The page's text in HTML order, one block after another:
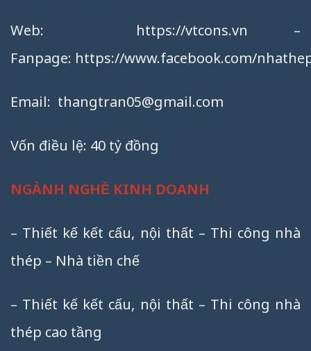
Web: https://vtcons.vn –
Fanpage: https://www.facebook.com/
Email: thangtran05@gmail.com
Vốn điều lệ: 40 tỷ đồng
NGÀNH NGHỀ KINH DOANH
– Thiết kế kết cấu, nội thất – Thi công nhà
thép – Nhà tiền chế
– Thiết kế kết cấu, nội thất – Thi công nhà
thép cao tầng